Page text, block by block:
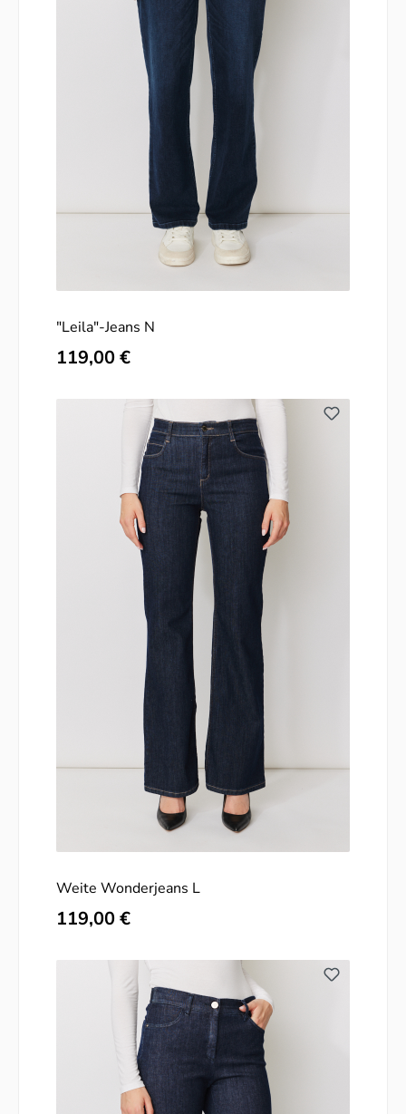
"Leila"-Jeans N
Regulärer Preis:
119,00 €
Weite Wonderjeans L
Regulärer Preis:
119,00 €